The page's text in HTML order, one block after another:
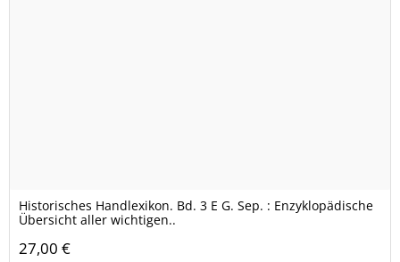
Historisches Handlexikon. Bd. 3 E G. Sep. : Enzyklopädische
Übersicht aller wichtigen..
27,00 €